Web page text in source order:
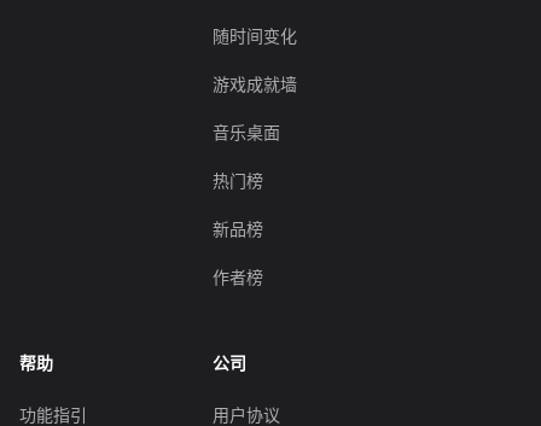
随时间变化
游戏成就墙
音乐桌面
热门榜
新品榜
作者榜
帮助
功能指引
公司
用户协议